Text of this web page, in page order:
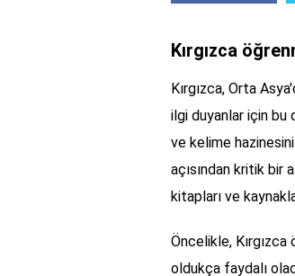
Kırgızca
Kırgızca, Orta
ilgi duyanlar için bu
ve kelime
açısından kritik bir
kitapları ve
Öncelikle,
oldukça faydalı